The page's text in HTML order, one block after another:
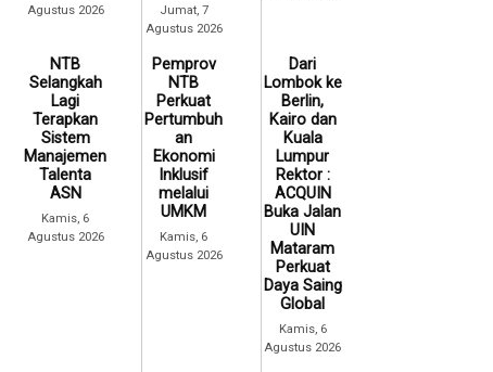
Agustus 2026
Jumat, 7
Agustus 2026
NTB
Selangkah
Lagi
Terapkan
Sistem
Manajemen
Talenta
ASN
Kamis, 6
Agustus 2026
Pemprov
NTB
Perkuat
Pertumbuh
an
Ekonomi
Inklusif
melalui
UMKM
Kamis, 6
Agustus 2026
Dari
Lombok ke
Berlin,
Kairo dan
Kuala
Lumpur
Rektor :
ACQUIN
Buka Jalan
UIN
Mataram
Perkuat
Daya Saing
Global
Kamis, 6
Agustus 2026